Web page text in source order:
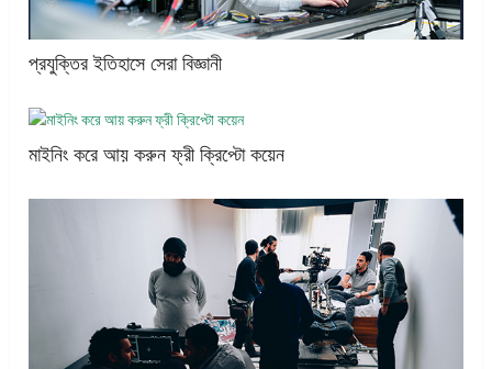
প্রযুক্তির ইতিহাসে সেরা বিজ্ঞানী
মাইনিং করে আয় করুন ফ্রী ক্রিপ্টো কয়েন